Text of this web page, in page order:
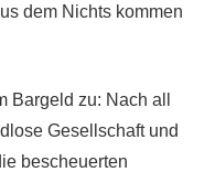
dem Nichts kommen
Bargeld zu: Nach all
Gesellschaft und
bescheuerten